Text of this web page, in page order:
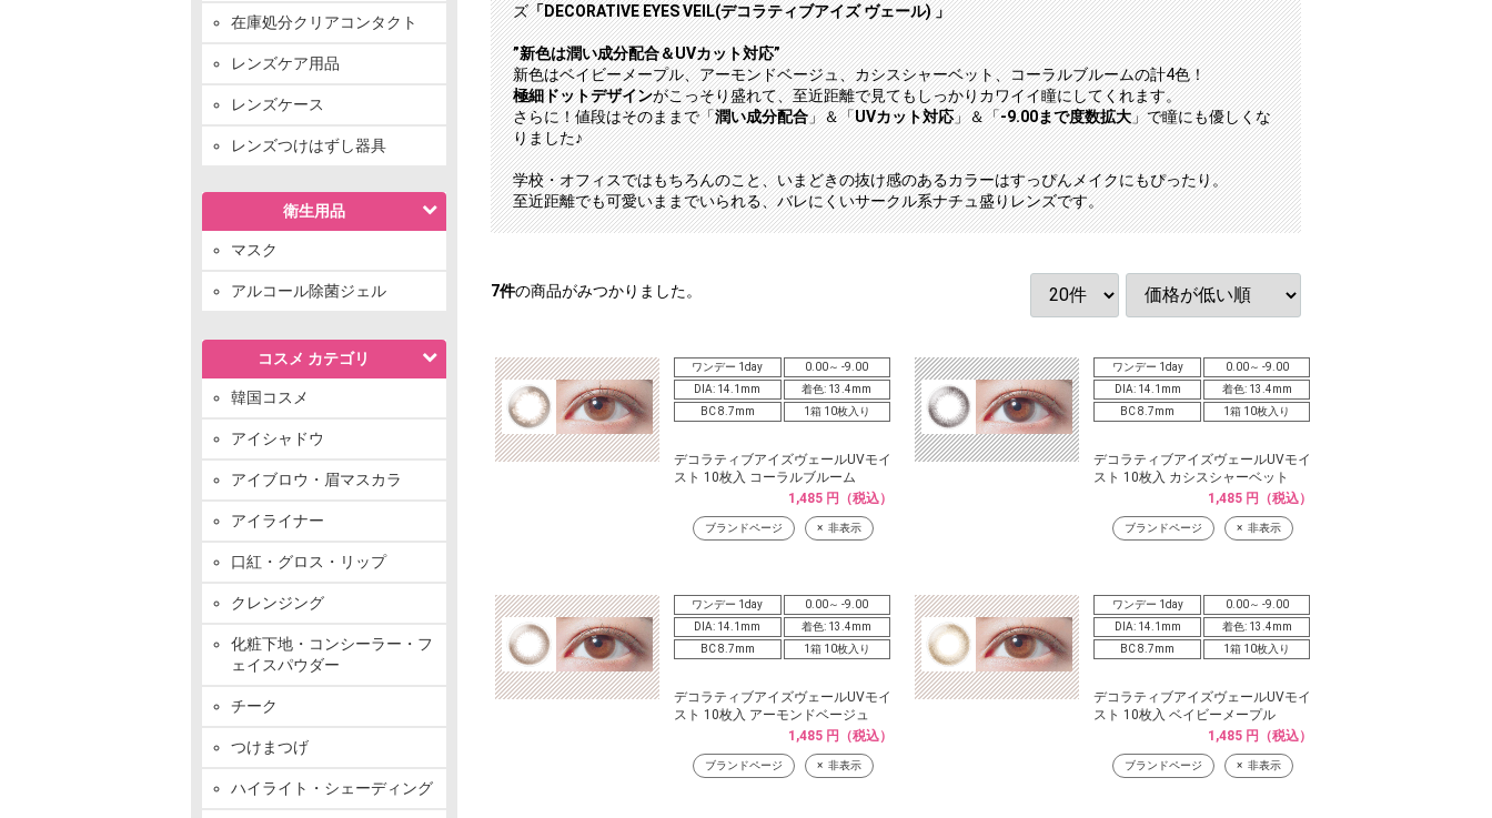
在庫処分クリアコンタクト
レンズケア用品
レンズケース
レンズつけはずし器具
衛生用品
マスク
アルコール除菌ジェル
コスメ カテゴリ
韓国コスメ
アイシャドウ
アイブロウ・眉マスカラ
アイライナー
口紅・グロス・リップ
クレンジング
化粧下地・コンシーラー・フ
ェイスパウダー
チーク
つけまつげ
ハイライト・シェーディング
ズ「DECORATIVE EYES VEIL(デコラティブアイズ ヴェール) 」
”新色は潤い成分配合＆UVカット対応”
新色はベイビーメープル、アーモンドベージュ、カシスシャーベット、コーラルブルームの計4色！
極細ドットデザインがこっそり盛れて、至近距離で見てもしっかりカワイイ瞳にしてくれます。
さらに！値段はそのままで「潤い成分配合」＆「UVカット対応」＆「-9.00まで度数拡大」で瞳にも優しくな
りました♪
学校・オフィスではもちろんのこと、いまどきの抜け感のあるカラーはすっぴんメイクにもぴったり。
至近距離でも可愛いままでいられる、バレにくいサークル系ナチュ盛りレンズです。
7件の商品がみつかりました。
ワンデー 1day
0.00～ -9.00
DIA: 14.1mm
着色: 13.4mm
BC 8.7mm
1箱 10枚入り
デコラティブアイズヴェールUVモイ
スト 10枚入 コーラルブルーム
1,485 円（税込）
ブランドページ 非表示
ワンデー 1day
0.00～ -9.00
DIA: 14.1mm
着色: 13.4mm
BC 8.7mm
1箱 10枚入り
デコラティブアイズヴェールUVモイ
スト 10枚入 カシスシャーベット
1,485 円（税込）
ブランドページ 非表示
ワンデー 1day
0.00～ -9.00
DIA: 14.1mm
着色: 13.4mm
BC 8.7mm
1箱 10枚入り
デコラティブアイズヴェールUVモイ
スト 10枚入 アーモンドベージュ
1,485 円（税込）
ブランドページ 非表示
ワンデー 1day
0.00～ -9.00
DIA: 14.1mm
着色: 13.4mm
BC 8.7mm
1箱 10枚入り
デコラティブアイズヴェールUVモイ
スト 10枚入 ベイビーメープル
1,485 円（税込）
ブランドページ 非表示